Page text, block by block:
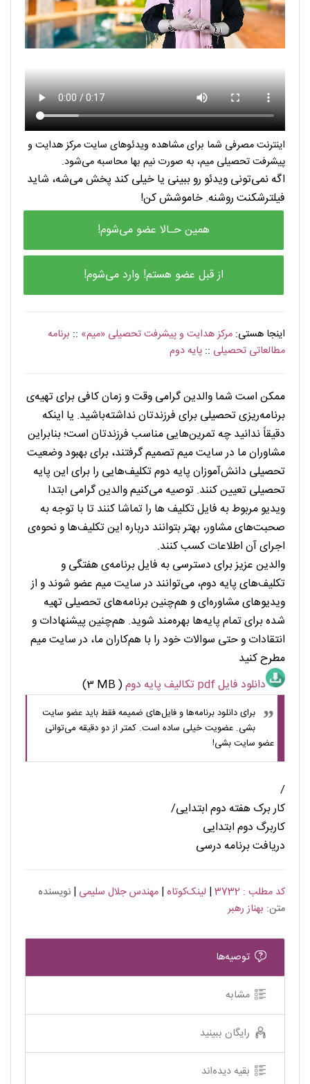
اینترنت مصرفی شما برای مشاهده ویدئوهای سایت مرکز هدایت و
پیشرفت تحصیلی میم، به صورت نیم بها محاسبه می‌شود.
اگه نمی‌تونی ویدئو رو ببینی یا خیلی کند پخش می‌شه، شاید
فیلترشکنت روشنه. خاموشش کن!
همین حـالا عضو می‌شوم!
از قبل عضو هستم! وارد می‌شوم!
اینجا هستی: مرکز هدایت و پیشرفت تحصیلی «میم» :: برنامه
مطالعاتی تحصیلی :: پایه دوم
. . . . . . . . . . . . .
ممکن است شما والدین گرامی وقت و زمان کافی برای تهیه‌ی
برنامه‌ریزی تحصیلی برای فرزندتان نداشته‌باشید. یا اینکه
دقیقاً ندانید چه تمرین‌هایی مناسب فرزندتان است؛ بنابراین
مشاوران ما در سایت میم تصمیم گرفتند، برای بهبود وضعیت
تحصیلی دانش‌آموزان پایه دوم تکلیف‌هایی را برای این پایه
تحصیلی تعیین کنند. توصیه می‌کنیم والدین گرامی ابتدا
ویدیو مربوط به فایل تکلیف ها را تماشا کنند تا با توجه به
صحبت‌های مشاور، بهتر بتوانند درباره این تکلیف‌ها و نحوه‌ی
اجرای آن اطلاعات کسب کنند.
والدین عزیز برای دسترسی به فایل برنامه‌ی هفتگی و
تکلیف‌های پایه دوم، می‌توانند در سایت میم عضو شوند و از
ویدیوهای مشاوره‌ای و هم‌چنین برنامه‌های تحصیلی تهیه
شده برای تمام پایه‌ها بهره‌مند شوید. هم‌چنین پیشنهادات و
انتقادات و حتی سوالات خود را با هم‌کاران ما، در سایت میم
مطرح کنید
دانلود فایل pdf تکالیف پایه دوم
(3 MB )
برای دانلود برنامه‌ها و فایل‌های ضمیمه فقط باید عضو سایت
بشی. عضویت خیلی ساده است. کمتر از دو دقیقه می‌توانی
عضو سایت بشی!
/
کار برک هفته دوم ابتدایی/
کاربرگ دوم ابتدایی
دریافت برنامه درسی
کد مطلب : 3732 | لینک‌کوتاه | مهندس جلال سلیمی | نویسنده
متن: بهناز رهبر
توصیه‌ها
مشابه
رایگان ببینید
بقیه دیده‌اند